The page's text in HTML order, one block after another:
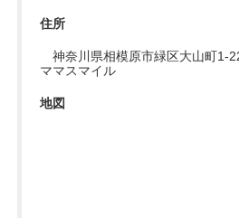
住所
神奈川県相模原市緑区大山町1-
ママスマイル
地図